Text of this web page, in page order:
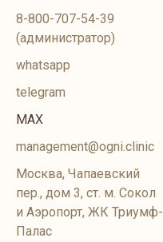
8-800-707-54-39
(администратор)
whatsapp
telegram
MAX
management@ogni.clinic
Москва, Чапаевский
пер., дом 3, ст. м. Сокол
и Аэропорт, ЖК Триумф-
Палас